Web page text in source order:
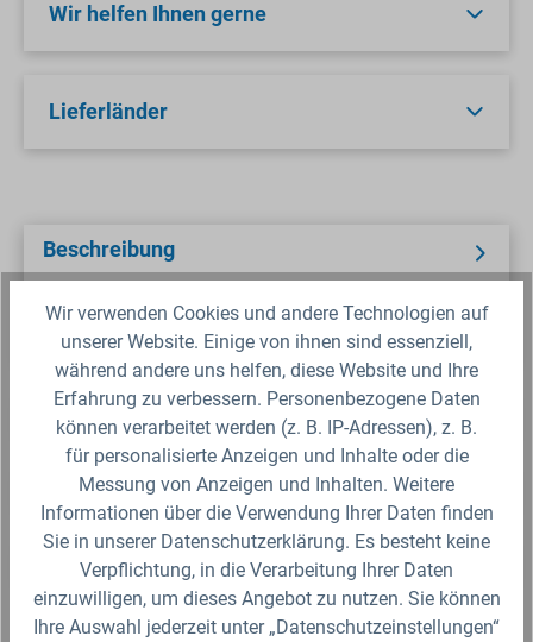
Wir helfen Ihnen gerne
Lieferländer
Beschreibung
CEMO erfüllt höchste Qualität und bietet eine
einwandfreie Funktionalität. Das richt…
Sicherheitsdatenblatt
Fragen zum Artikel?
Produktbewertungen
Wir verwenden Cookies und andere Technologien auf
unserer Website. Einige von ihnen sind essenziell,
während andere uns helfen, diese Website und Ihre
Erfahrung zu verbessern. Personenbezogene Daten
können verarbeitet werden (z. B. IP-Adressen), z. B.
für personalisierte Anzeigen und Inhalte oder die
Messung von Anzeigen und Inhalten. Weitere
Informationen über die Verwendung Ihrer Daten finden
Sie in unserer Datenschutzerklärung. Es besteht keine
Verpflichtung, in die Verarbeitung Ihrer Daten
einzuwilligen, um dieses Angebot zu nutzen. Sie können
Ihre Auswahl jederzeit unter „Datenschutzeinstellungen“